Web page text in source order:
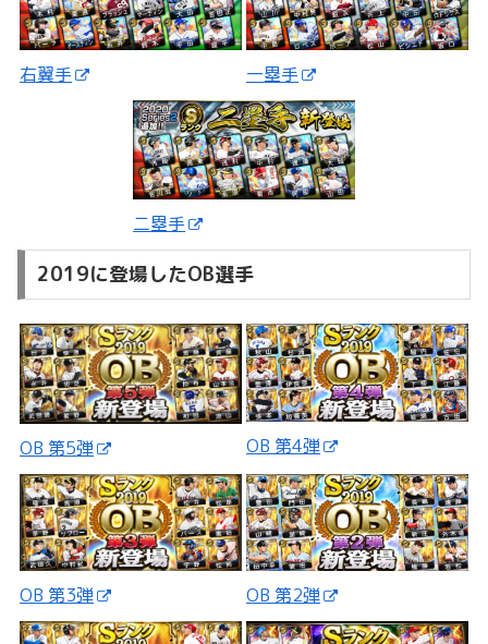
右翼手 一塁手
二塁手
2019に登場したOB選手
OB 第5弾 OB 第4弾
OB 第3弾 OB 第2弾